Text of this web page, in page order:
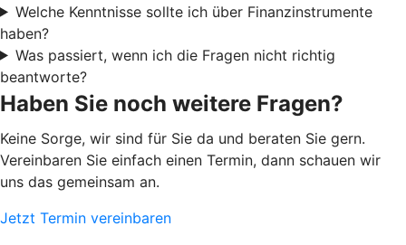
Welche Kenntnisse sollte ich über Finanzinstrumente
haben?
Was passiert, wenn ich die Fragen nicht richtig
beantworte?
Haben Sie noch weitere Fragen?
Keine Sorge, wir sind für Sie da und beraten Sie gern.
Vereinbaren Sie einfach einen Termin, dann schauen wir
uns das gemeinsam an.
Jetzt Termin vereinbaren